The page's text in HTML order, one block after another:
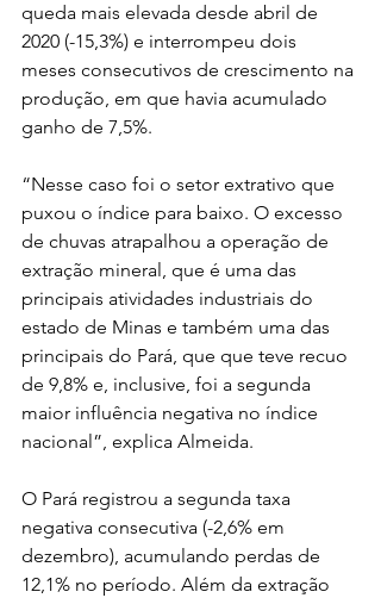
queda mais elevada desde abril de
2020 (-15,3%) e interrompeu dois
meses consecutivos de crescimento na
produção, em que havia acumulado
ganho de 7,5%.
“Nesse caso foi o setor extrativo que
puxou o índice para baixo. O excesso
de chuvas atrapalhou a operação de
extração mineral, que é uma das
principais atividades industriais do
estado de Minas e também uma das
principais do Pará, que que teve recuo
de 9,8% e, inclusive, foi a segunda
maior influência negativa no índice
nacional”, explica Almeida.
O Pará registrou a segunda taxa
negativa consecutiva (-2,6% em
dezembro), acumulando perdas de
12,1% no período. Além da extração